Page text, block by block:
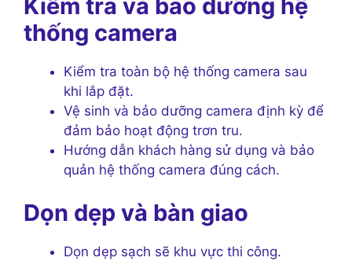
Kiểm tra và bảo dưỡng hệ
thống camera
Kiểm tra toàn bộ hệ thống camera sau
khi lắp đặt.
Vệ sinh và bảo dưỡng camera định kỳ để
đảm bảo hoạt động trơn tru.
Hướng dẫn khách hàng sử dụng và bảo
quản hệ thống camera đúng cách.
Dọn dẹp và bàn giao
Dọn dẹp sạch sẽ khu vực thi công.